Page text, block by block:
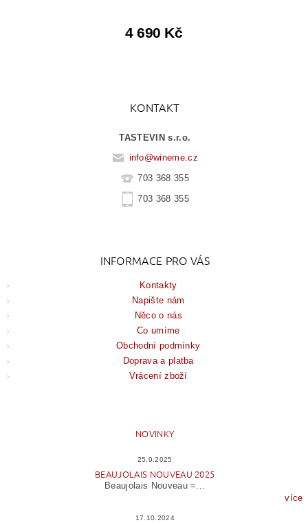
4 690 Kč
KONTAKT
TASTEVIN s.r.o.
info@wineme.cz
703 368 355
703 368 355
INFORMACE PRO VÁS
Kontakty
Napište nám
Něco o nás
Co umíme
Obchodní podmínky
Doprava a platba
Vrácení zboží
NOVINKY
25.9.2025
BEAUJOLAIS NOUVEAU 2025
Beaujolais Nouveau =...
více
17.10.2024